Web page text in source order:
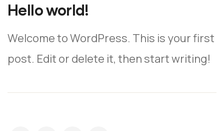
Hello world!
Welcome to WordPress. This is your first
post. Edit or delete it, then start writing!